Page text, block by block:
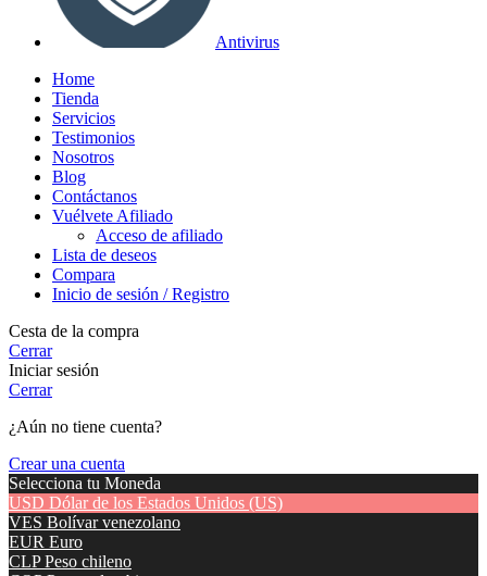
Antivirus
Home
Tienda
Servicios
Testimonios
Nosotros
Blog
Contáctanos
Vuélvete Afiliado
Acceso de afiliado
Lista de deseos
Compara
Inicio de sesión / Registro
Cesta de la compra
Cerrar
Iniciar sesión
Cerrar
¿Aún no tiene cuenta?
Crear una cuenta
Selecciona tu Moneda
USD Dólar de los Estados Unidos (US)
VES Bolívar venezolano
EUR Euro
CLP Peso chileno